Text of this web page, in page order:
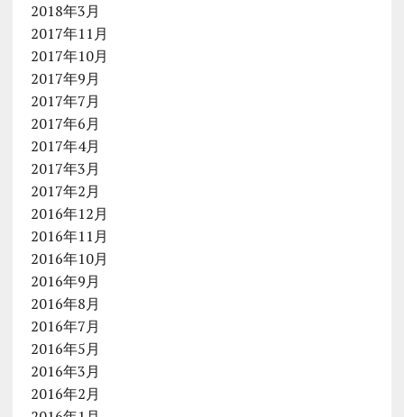
2018年3月
2017年11月
2017年10月
2017年9月
2017年7月
2017年6月
2017年4月
2017年3月
2017年2月
2016年12月
2016年11月
2016年10月
2016年9月
2016年8月
2016年7月
2016年5月
2016年3月
2016年2月